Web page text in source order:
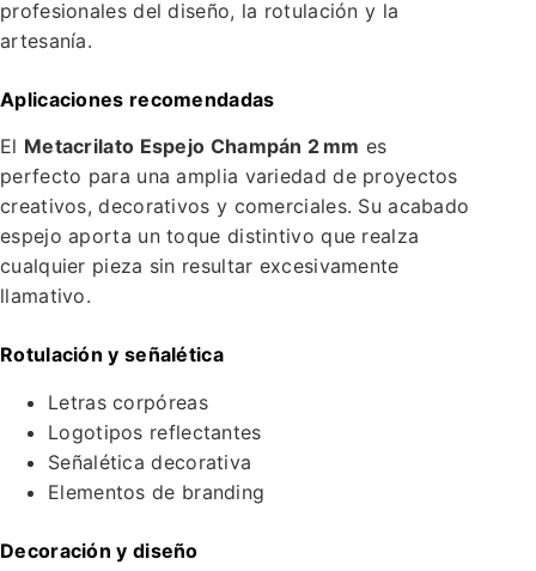
profesionales del diseño, la rotulación y la
artesanía.
Aplicaciones recomendadas
El Metacrilato Espejo Champán 2 mm es
perfecto para una amplia variedad de proyectos
creativos, decorativos y comerciales. Su acabado
espejo aporta un toque distintivo que realza
cualquier pieza sin resultar excesivamente
llamativo.
Rotulación y señalética
Letras corpóreas
Logotipos reflectantes
Señalética decorativa
Elementos de branding
Decoración y diseño